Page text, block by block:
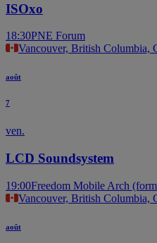
ISOxo
18:30PNE Forum
Vancouver, British Columbia,
août
7
ven.
LCD Soundsystem
19:00Freedom Mobile Arch
Vancouver, British Columbia,
août